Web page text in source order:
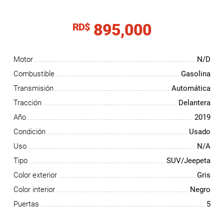
RD$ 895,000
Motor
N/D
Combustible
Gasolina
Transmisión
Automática
Tracción
Delantera
Año
2019
Condición
Usado
Uso
N/A
Tipo
SUV/Jeepeta
Color exterior
Gris
Color interior
Negro
Puertas
5